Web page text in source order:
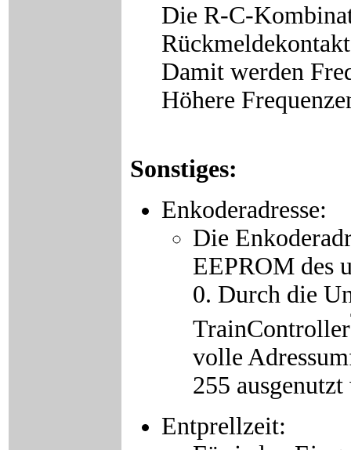
Die R-C-
Damit werden
Höhere
Sonstiges:
Enkoderadresse:
Die
EEPROM des
0. Durch die
TrainController
volle
255
Entprellzeit: